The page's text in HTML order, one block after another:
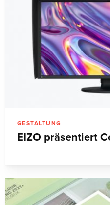
GESTALTUNG
EIZO präsentiert